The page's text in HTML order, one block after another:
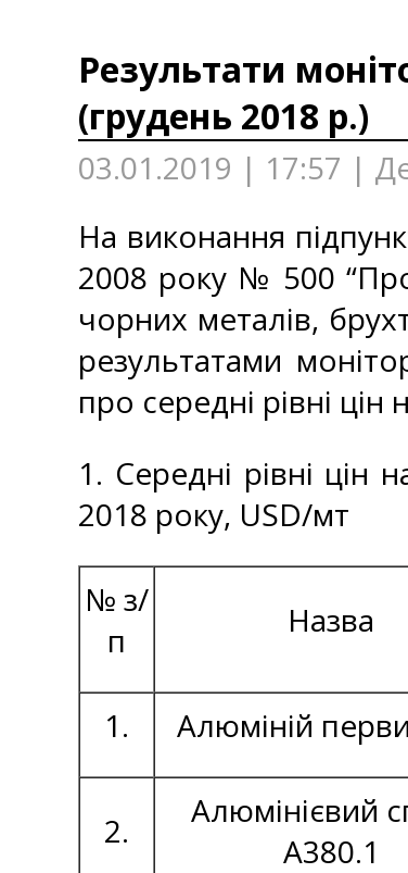
Результати
(грудень 2018 р.)
03.01.2019 | 17:57 |
На виконання
2008 року № 500
чорних металів,
результатами
про середні рівні
1. Середні рівні цін
2018 року, USD/мт
№ з/
п
Назва
1. Алюміній
2.
Алюмінієвий
А380.1